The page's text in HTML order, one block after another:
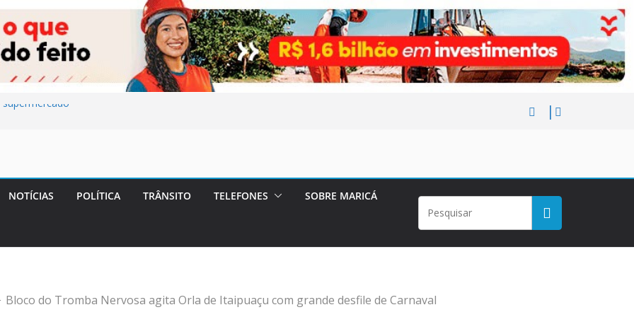
UBS do
cometer
NOTÍCIAS POLÍTICA TRÂNSITO TELEFONES SOBRE MARICÁ
Bloco do Tromba Nervosa agita Orla de Itaipuaçu com grande desfile de Carnaval